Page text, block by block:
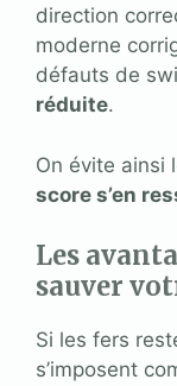
direction
moderne
défauts de
réduite.
On évite ainsi
score s’en
Les
sauver
Si les fers
s’imposent